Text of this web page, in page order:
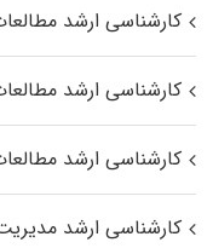
کارشناسی ارشد
کارشناسی ارشد
کارشناسی ارشد
کارشناسی ارشد